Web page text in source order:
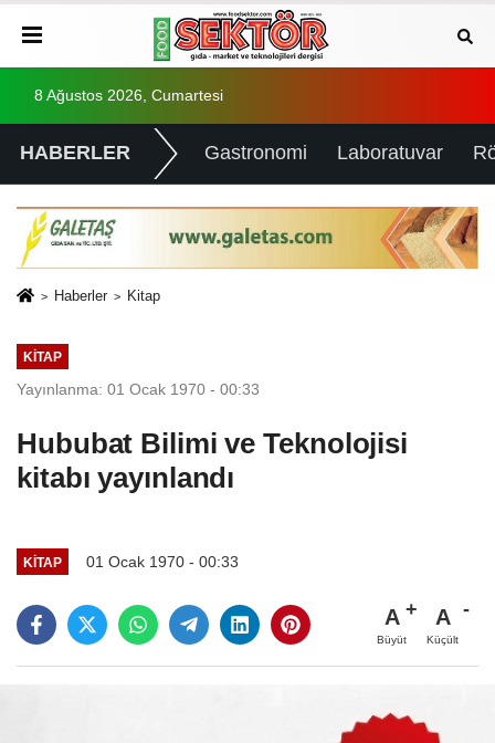
8 Ağustos 2026, Cumartesi
HABERLER Gastronomi Laboratuvar
Haberler Kitap
KITAP
Yayınlanma: 01 Ocak 1970 - 00:33
Hububat Bilimi ve Teknolojisi
kitabı yayınlandı
KITAP 01 Ocak 1970 - 00:33
A
Büyüt
A
Küçült